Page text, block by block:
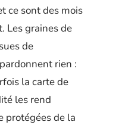
ce sont des mois
Les graines de
de
rien :
la carte de
les rend
protégées de la